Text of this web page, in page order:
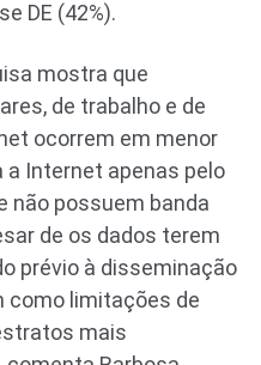
DE (42%).
mostra que
de trabalho e de
ocorrem em menor
a Internet apenas pelo
não possuem banda
de os dados terem
prévio à disseminação
como limitações de
mais